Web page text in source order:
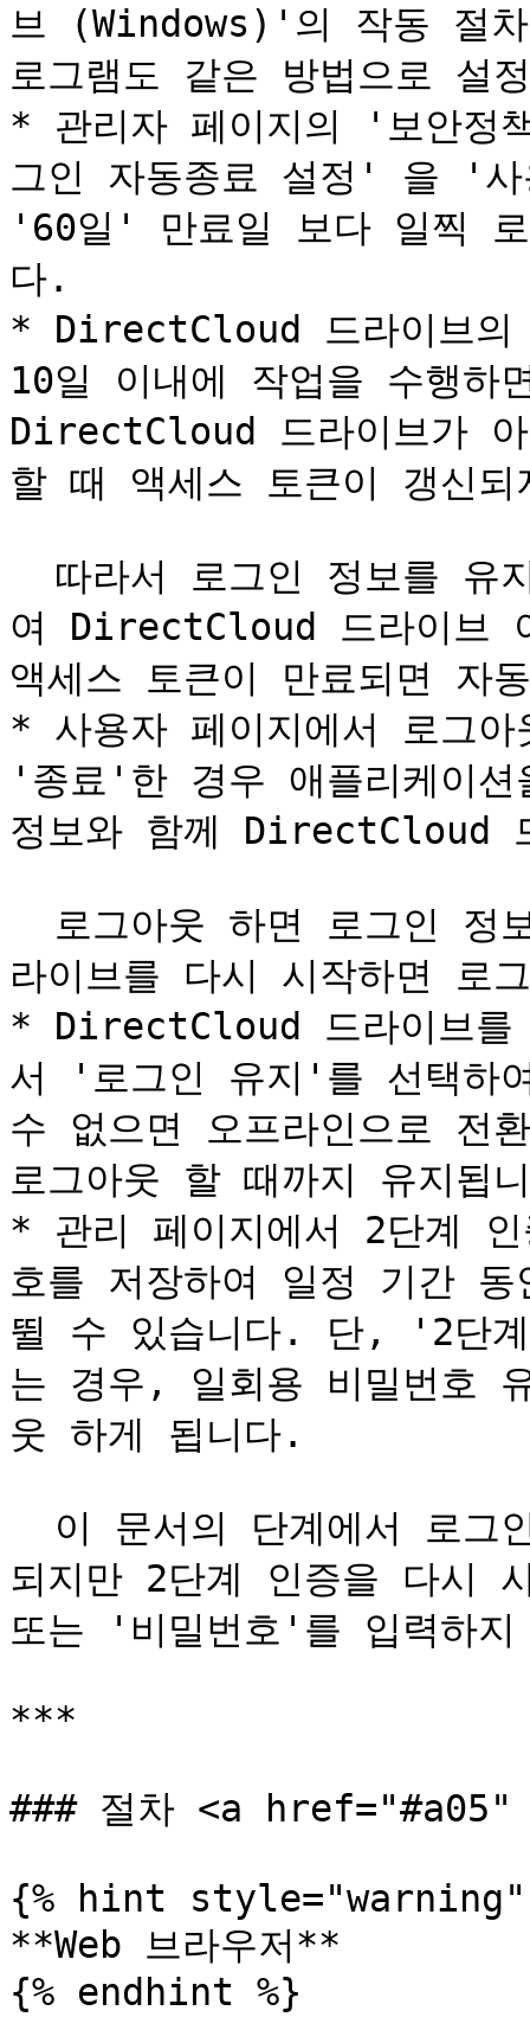
브 (Windows)'의 작동 절
로그램도 같은 방법으로 설
* 관리자 페이지의 '보안
그인 자동종료 설정' 을 '사
'60일' 만료일 보다 일찍
다.
* DirectCloud 드라이브의
10일 이내에 작업을 수행하
DirectCloud 드라이브가
할 때 액세스 토큰이 갱신
여 DirectCloud 드라이브
액세스 토큰이 만료되면 자
* 사용자 페이지에서 로그
'종료'한 경우 애플리케이
정보와 함께 DirectCloud
라이브를 다시 시작하면 로
* DirectCloud 드라이브를
서 '로그인 유지'를 선택하
수 없으면 오프라인으로 전
로그아웃 할 때까지 유지됩
* 관리 페이지에서 2단계
호를 저장하여 일정 기간
뛸 수 있습니다. 단, '2단
는 경우, 일회용 비밀번호
웃 하게 됩니다.
되지만 2단계 인증을 다
또는 '비밀번호'를 입력하
***
### 절차 <a
{% hint style="warning"
**Web 브라우저**
{% endhint %}